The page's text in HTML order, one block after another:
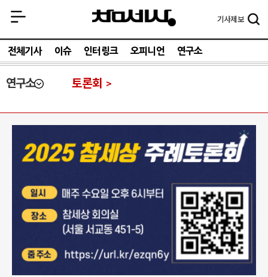
기사제보
전체기사 이슈 인터링크 오피니언 연구소
연구소 토론회